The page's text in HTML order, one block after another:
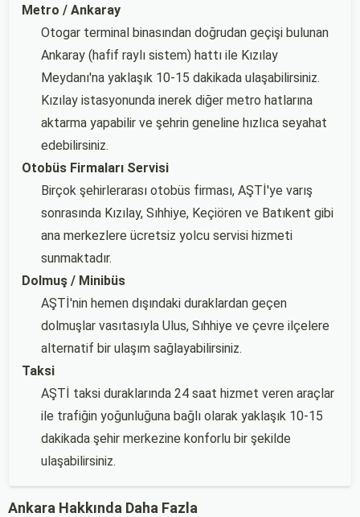
Metro / Ankaray
Otogar terminal binasından doğrudan geçişi bulunan
Ankaray (hafif raylı sistem) hattı ile Kızılay
Meydanı'na yaklaşık 10-15 dakikada ulaşabilirsiniz.
Kızılay istasyonunda inerek diğer metro hatlarına
aktarma yapabilir ve şehrin geneline hızlıca seyahat
edebilirsiniz.
Otobüs Firmaları Servisi
Birçok şehirlerarası otobüs firması, AŞTİ'ye varış
sonrasında Kızılay, Sıhhiye, Keçiören ve Batıkent gibi
ana merkezlere ücretsiz yolcu servisi hizmeti
sunmaktadır.
Dolmuş / Minibüs
AŞTİ'nin hemen dışındaki duraklardan geçen
dolmuşlar vasıtasıyla Ulus, Sıhhiye ve çevre ilçelere
alternatif bir ulaşım sağlayabilirsiniz.
Taksi
AŞTİ taksi duraklarında 24 saat hizmet veren araçlar
ile trafiğin yoğunluğuna bağlı olarak yaklaşık 10-15
dakikada şehir merkezine konforlu bir şekilde
ulaşabilirsiniz.
Ankara Hakkında Daha Fazla